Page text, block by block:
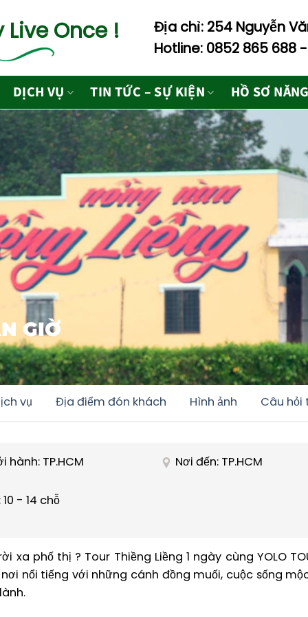
Live Once !
Địa chỉ: 254 Nguyễn
Hotline: 0852 865 688
DỊCH VỤ TIN TỨC – SỰ KIỆN HỒ SƠ
GIỜ
vụ Địa điểm đón khách Hình ảnh Câu hỏi
hành: TP.HCM Nơi đến: TP.HCM
10 - 14 chỗ
phố thị ? Tour Thiềng Liềng 1 ngày cùng YOLO
nổi tiếng với những cánh đồng muối, cuộc sống